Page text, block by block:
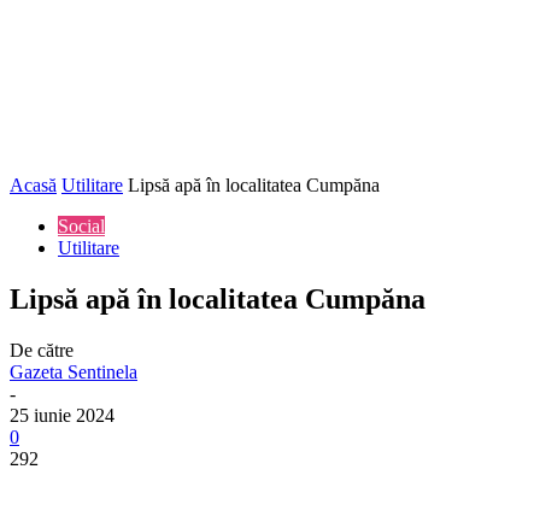
Acasă Utilitare Lipsă apă în localitatea Cumpăna
Social
Utilitare
Lipsă apă în localitatea Cumpăna
De către
Gazeta Sentinela
-
25 iunie 2024
0
292